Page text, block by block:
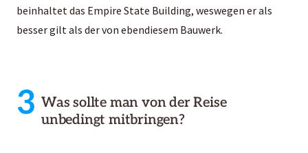
beinhaltet das Empire State Building, weswegen er als
besser gilt als der von ebendiesem Bauwerk.
3 Was sollte man von der Reise
unbedingt mitbringen?